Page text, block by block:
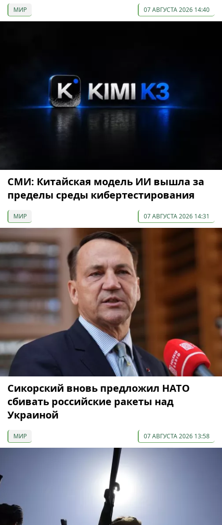
МИР 07 АВГУСТА 2026 14:40
СМИ: Китайская модель ИИ вышла за
пределы среды кибертестирования
МИР 07 АВГУСТА 2026 14:31
Сикорский вновь предложил НАТО
сбивать российские ракеты над
Украиной
МИР 07 АВГУСТА 2026 13:58